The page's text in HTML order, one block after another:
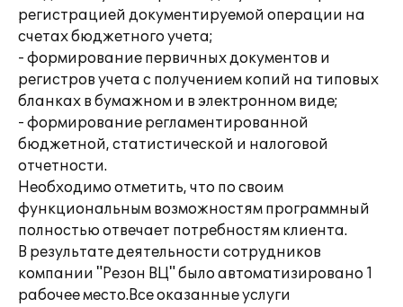
регистрацией документируемой операции на
счетах бюджетного учета;
- формирование первичных документов и
регистров учета с получением копий на типовых
бланках в бумажном и в электронном виде;
- формирование регламентированной
бюджетной, статистической и налоговой
отчетности.
Необходимо отметить, что по своим
функциональным возможностям программный
полностью отвечает потребностям клиента.
В результате деятельности сотрудников
компании "Резон ВЦ" было автоматизировано 1
рабочее место.Все оказанные услуги